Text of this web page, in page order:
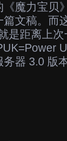
《魔力宝
文稿。而
是距离上
器 3.0 版